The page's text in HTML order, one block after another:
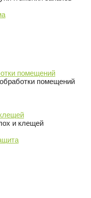
помещений
помещений
и клещей